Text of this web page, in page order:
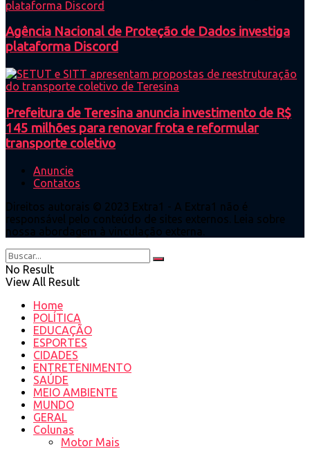
Agência Nacional de Proteção de Dados investiga
plataforma Discord
Prefeitura de Teresina anuncia investimento de R$
145 milhões para renovar frota e reformular
transporte coletivo
Anuncie
Contatos
Direitos autorais © 2023 Extra1 - A Extra1 não é
responsável pelo conteúdo de sites externos. Leia sobre
nossa abordagem à vinculação externa.
No Result
View All Result
Home
POLÍTICA
EDUCAÇÃO
ESPORTES
CIDADES
ENTRETENIMENTO
SAÚDE
MEIO AMBIENTE
MUNDO
GERAL
Colunas
Motor Mais